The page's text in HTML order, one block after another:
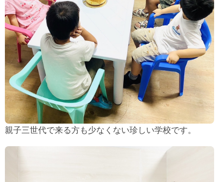
親子三世代で来る方も少なくない珍しい学校です。